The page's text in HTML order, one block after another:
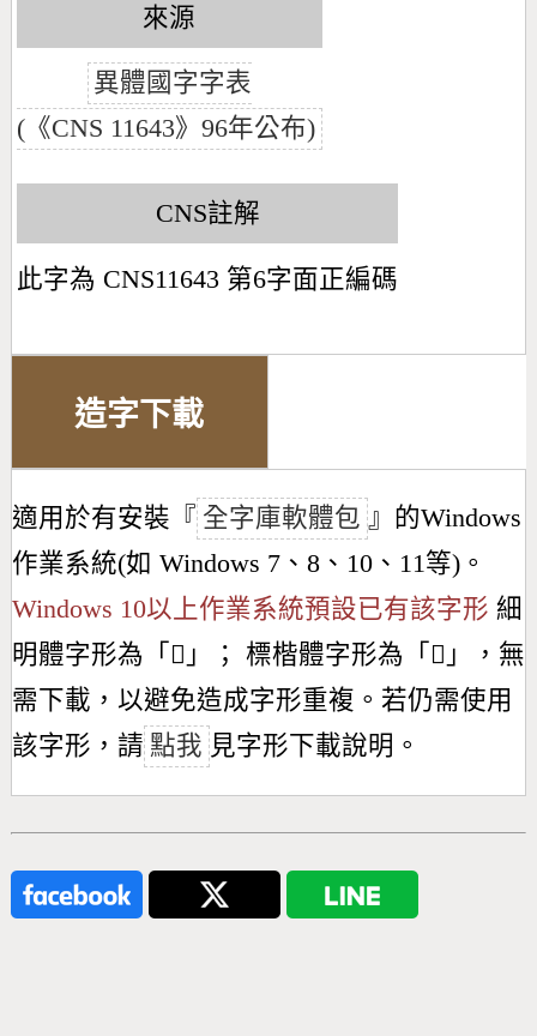
來源
異體國字字表
(《CNS 11643》96年公布)
CNS註解
此字為 CNS11643 第6字面正編碼
造字下載
適用於有安裝『 全字庫軟體包 』的Windows
作業系統(如 Windows 7、8、10、11等)。
Windows 10以上作業系統預設已有該字形 細
明體字形為「 𠣠 」； 標楷體字形為「 𠣠 」，無
需下載，以避免造成字形重複。若仍需使用
該字形，請 點我 見字形下載說明。